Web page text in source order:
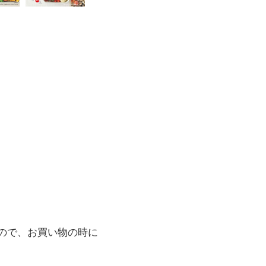
で、お買い物の時に